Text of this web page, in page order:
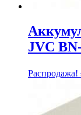
JVC
Распродажа!